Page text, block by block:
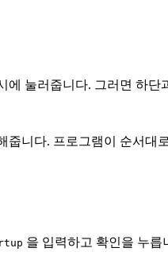
에 눌러줍니다. 그러면 하
줍니다. 프로그램이 순서대
을 입력하고 확인을 누릅